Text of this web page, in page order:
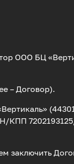
ООО БЦ
– Договор).
КПП